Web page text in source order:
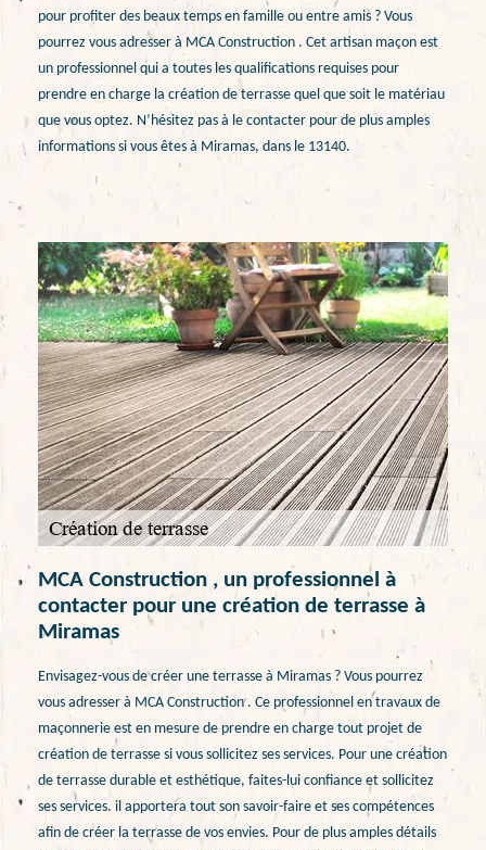
pour profiter des beaux temps en famille ou entre amis ? Vous
pourrez vous adresser à MCA Construction . Cet artisan maçon est
un professionnel qui a toutes les qualifications requises pour
prendre en charge la création de terrasse quel que soit le matériau
que vous optez. N’hésitez pas à le contacter pour de plus amples
informations si vous êtes à Miramas, dans le 13140.
MCA Construction , un professionnel à
contacter pour une création de terrasse à
Miramas
Envisagez-vous de créer une terrasse à Miramas ? Vous pourrez
vous adresser à MCA Construction . Ce professionnel en travaux de
maçonnerie est en mesure de prendre en charge tout projet de
création de terrasse si vous sollicitez ses services. Pour une création
de terrasse durable et esthétique, faites-lui confiance et sollicitez
ses services. il apportera tout son savoir-faire et ses compétences
afin de créer la terrasse de vos envies. Pour de plus amples détails